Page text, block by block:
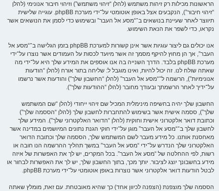
הראשונות מכילות רק זיהות משתמש (להלן “זיהוי משתמש”) וזיהוי חיבור אנונימי (להלן
“זיהוי חיבור”), הנקבעים אצל באופן אוטומטי על־ידי מערכת phpBB. עוגייה שלישית
תיווצר לאחר שעיינת בנושאים ב־“מסע אל העבר” ובשימוש כדי לסמן את הנושאים אשר
נקראו, כדי לשפר את הנאת השימוש.
אנו יכולים גם ליצור עוגיות אשר אינן קשורות למערכת phpBB בזמן הגלישה ב־“מסע אל
העבר”, אך הן מחוץ להיקף מסמך זה אשר מיועד לכסות על העמודים אשר נוצרו על־ידי
מערכת phpBB בלבד. הדרך השנייה בה אנו אוספים את המידע שלך היא על־ידי מה
שאתה שולח לנו. זה יכול להיות, ואינו מוגבל ל: שליחה בתור אורח (להלן “הודעות
אנונימיות”), הרשמה ל־“מסע אל העבר” (להלן “החשבון שלך”) והודעות אשר נרשמו
על־ידיך לאחר הרשמתך ובעודך מחובר (להלן “ההודעות שלך”).
החשבון שלך יהיה בחשיפה מינימלית המכיל שם זיהוי ייחודי (להלן “שם המשתמש
שלך”), ססמה אישית אשר בשימוש להתחברות לחשבון שלך (להלן “הססמה שלך”)
וכתובת דואר אלקטרוני אישית וחוקית (להלן “הדואר האלקטרוני שלך”). המידע שלך
לחשבון שלך ב־“מסע אל העבר” מוגן על־ידי חוקי הגנת נתונים המיושמים במדינה אשר
מאחסנת אותנו. כל מידע מעבר לשם המשתמש שלך, הססמה שלך וכתובת הדואר
האלקטרוני שלך הנדרש על־ידי “מסע אל העבר” במשך תהליך ההרשמה הנו חובה או
רשות, לפי ההחלטה של “מסע אל העבר”. בכל המקרים, יש לך את האפשרות של איזה
מידע בחשבונך יוצג לציבור. יותך מכך, בתוך החשבון שלך, יש לך את האפשרות לבחור או
לבטל הודעות דואר אלקטרוני אשר נוצרות באופן אוטומטי על־ידי מערכת phpBB.
הססמה שלך מוצפנת (הצפנה לכיוון אחד) כך שהיא מאובטחת. עם זאת, מומלץ שאתה